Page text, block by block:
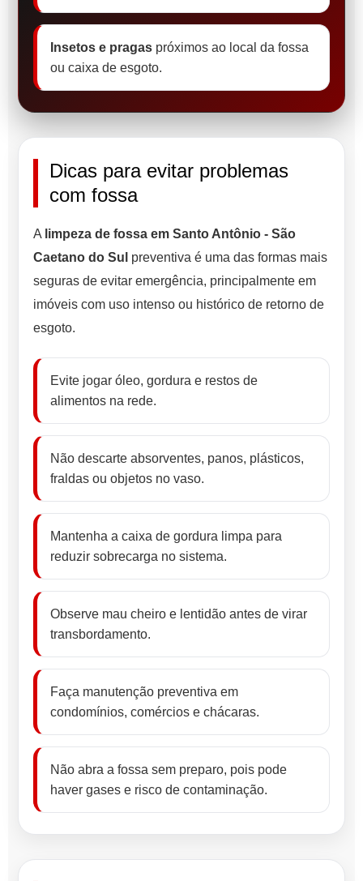
Insetos e pragas próximos ao local da fossa
ou caixa de esgoto.
Dicas para evitar problemas
com fossa
A limpeza de fossa em Santo Antônio - São
Caetano do Sul preventiva é uma das formas mais
seguras de evitar emergência, principalmente em
imóveis com uso intenso ou histórico de retorno de
esgoto.
Evite jogar óleo, gordura e restos de
alimentos na rede.
Não descarte absorventes, panos, plásticos,
fraldas ou objetos no vaso.
Mantenha a caixa de gordura limpa para
reduzir sobrecarga no sistema.
Observe mau cheiro e lentidão antes de virar
transbordamento.
Faça manutenção preventiva em
condomínios, comércios e chácaras.
Não abra a fossa sem preparo, pois pode
haver gases e risco de contaminação.